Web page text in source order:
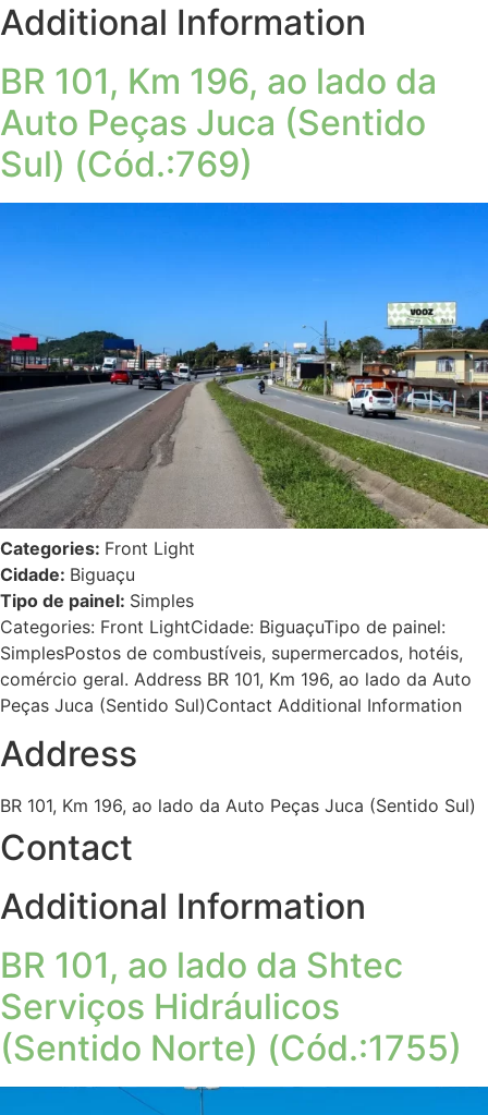
Additional Information
BR 101, Km 196, ao lado da
Auto Peças Juca (Sentido
Sul) (Cód.:769)
Categories: Front Light
Cidade: Biguaçu
Tipo de painel: Simples
Categories: Front LightCidade: BiguaçuTipo de painel:
SimplesPostos de combustíveis, supermercados, hotéis,
comércio geral. Address BR 101, Km 196, ao lado da Auto
Peças Juca (Sentido Sul)Contact Additional Information
Address
BR 101, Km 196, ao lado da Auto Peças Juca (Sentido Sul)
Contact
Additional Information
BR 101, ao lado da Shtec
Serviços Hidráulicos
(Sentido Norte) (Cód.:1755)